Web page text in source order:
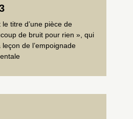
le titre d’une pièce de
de bruit pour rien », qui
de l’empoignade